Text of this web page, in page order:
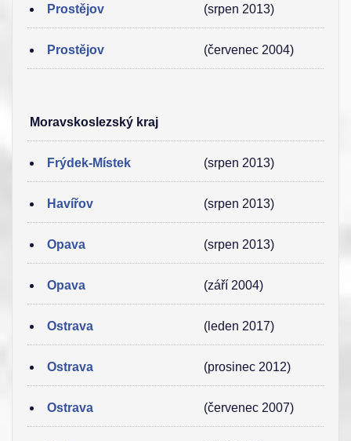
Prostějov (srpen 2013)
Prostějov (červenec 2004)
Moravskoslezský kraj
Frýdek-Místek (srpen 2013)
Havířov (srpen 2013)
Opava (srpen 2013)
Opava (září 2004)
Ostrava (leden 2017)
Ostrava (prosinec 2012)
Ostrava (červenec 2007)